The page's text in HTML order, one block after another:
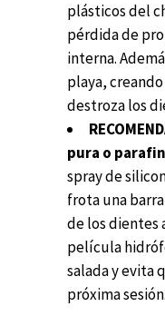
plásticos del
pérdida de
interna.
playa,
destroza los
pura o
spray de
frota una
de los dientes
película
salada y evita
próxima sesión.